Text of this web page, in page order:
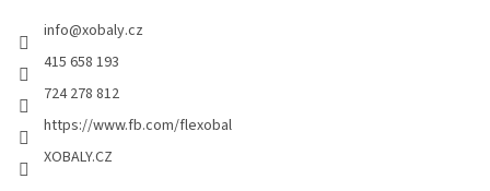
info@xobaly.cz
415 658 193
724 278 812
https://www.fb.com/flexobal
XOBALY.CZ